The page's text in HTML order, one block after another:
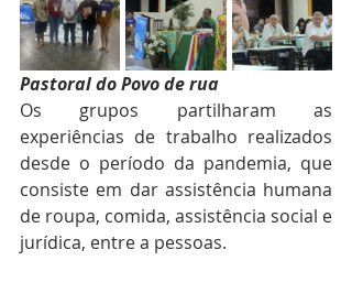
Pastoral do Povo de rua
Os grupos partilharam as
experiências de trabalho realizados
desde o período da pandemia, que
consiste em dar assistência humana
de roupa, comida, assistência social e
jurídica, entre a pessoas.